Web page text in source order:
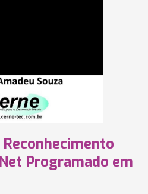
Programado em